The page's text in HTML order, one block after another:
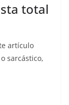
total
artículo
sarcástico,